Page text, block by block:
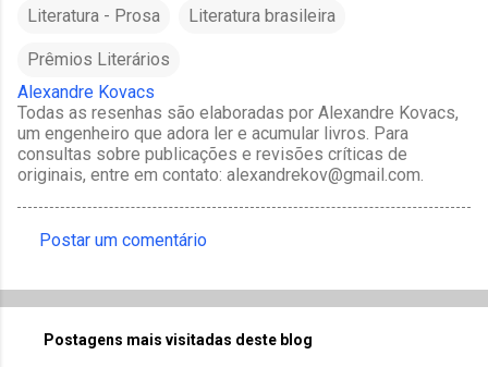
Literatura - Prosa Literatura brasileira
Prêmios Literários
Alexandre Kovacs
Todas as resenhas são elaboradas por Alexandre Kovacs,
um engenheiro que adora ler e acumular livros. Para
consultas sobre publicações e revisões críticas de
originais, entre em contato: alexandrekov@gmail.com.
o
Postar um comentário
Postagens mais visitadas deste blog